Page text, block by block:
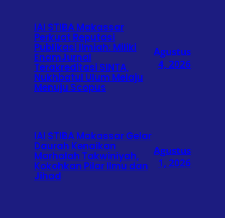
IAI STIBA Makassar
Perkuat Reputasi
Publikasi Ilmiah: Miliki
EnamJurnal
Terakreditasi SINTA,
Nukhbatul Ulum Melaju
Menuju Scopus
Agustus
4, 2026
IAI STIBA Makassar Gelar
Daurah Kenaikan
Marhalah Takwiniyah,
Kokohkan Pilar Ilmu dan
Jihad
Agustus
1, 2026